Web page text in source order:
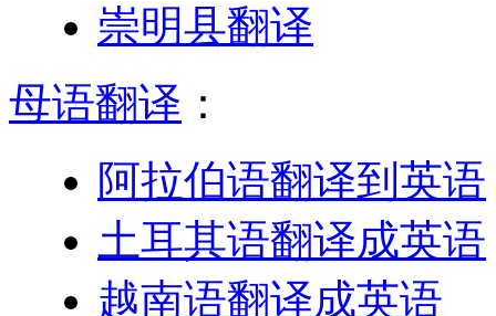
崇明县翻译
母语翻译 ：
阿拉伯语翻译到英语
土耳其语翻译成英语
越南语翻译成英语